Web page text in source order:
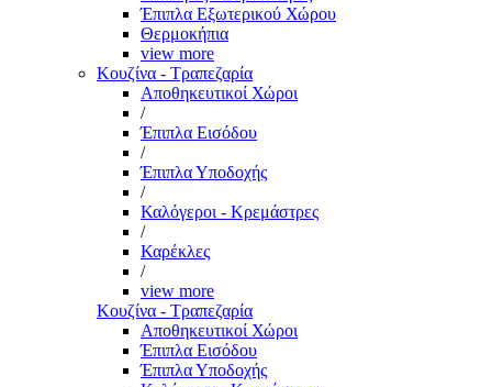
Έπιπλα Εξωτερικού Χώρου
Θερμοκήπια
view more
Κουζίνα - Τραπεζαρία
Αποθηκευτικοί Χώροι
/
Έπιπλα Εισόδου
/
Έπιπλα Υποδοχής
/
Καλόγεροι - Κρεμάστρες
/
Καρέκλες
/
view more
Κουζίνα - Τραπεζαρία
Αποθηκευτικοί Χώροι
Έπιπλα Εισόδου
Έπιπλα Υποδοχής